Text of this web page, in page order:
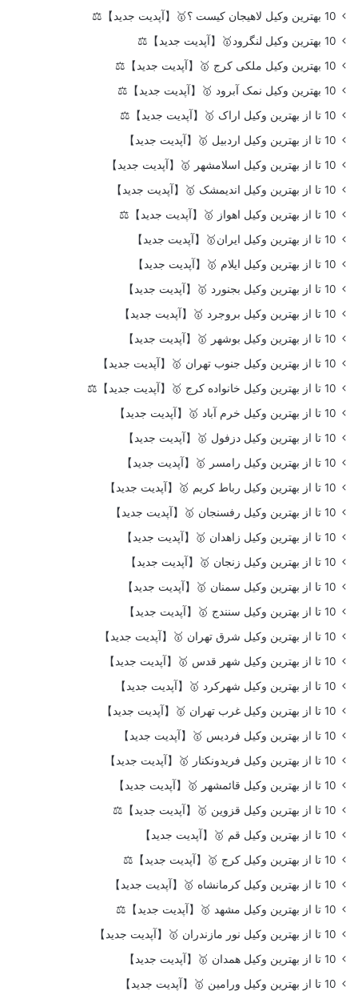
10 بهترین وکیل لاهیجان کیست ؟🥇【آپدیت جدید】⚖️
10 بهترین وکیل لنگرود🥇【آپدیت جدید】⚖️
10 بهترین وکیل ملکی کرج 🥇【آپدیت جدید】⚖️
10 بهترین وکیل نمک آبرود 🥇【آپدیت جدید】⚖️
10 تا از بهترین وکیل اراک 🥇【آپدیت جدید】⚖️
10 تا از بهترین وکیل اردبیل 🥇【آپدیت جدید】
10 تا از بهترین وکیل اسلامشهر 🥇【آپدیت جدید】
10 تا از بهترین وکیل اندیمشک 🥇【آپدیت جدید】
10 تا از بهترین وکیل اهواز 🥇【آپدیت جدید】⚖️
10 تا از بهترین وکیل ایران🥇【آپدیت جدید】
10 تا از بهترین وکیل ایلام 🥇【آپدیت جدید】
10 تا از بهترین وکیل بجنورد 🥇【آپدیت جدید】
10 تا از بهترین وکیل بروجرد 🥇【آپدیت جدید】
10 تا از بهترین وکیل بوشهر 🥇【آپدیت جدید】
10 تا از بهترین وکیل جنوب تهران 🥇【آپدیت جدید】
10 تا از بهترین وکیل خانواده کرج 🥇【آپدیت جدید】⚖️
10 تا از بهترین وکیل خرم آباد 🥇【آپدیت جدید】
10 تا از بهترین وکیل دزفول 🥇【آپدیت جدید】
10 تا از بهترین وکیل رامسر 🥇【آپدیت جدید】
10 تا از بهترین وکیل رباط کریم 🥇【آپدیت جدید】
10 تا از بهترین وکیل رفسنجان 🥇【آپدیت جدید】
10 تا از بهترین وکیل زاهدان 🥇【آپدیت جدید】
10 تا از بهترین وکیل زنجان 🥇【آپدیت جدید】
10 تا از بهترین وکیل سمنان 🥇【آپدیت جدید】
10 تا از بهترین وکیل سنندج 🥇【آپدیت جدید】
10 تا از بهترین وکیل شرق تهران 🥇【آپدیت جدید】
10 تا از بهترین وکیل شهر قدس 🥇【آپدیت جدید】
10 تا از بهترین وکیل شهرکرد 🥇【آپدیت جدید】
10 تا از بهترین وکیل غرب تهران 🥇【آپدیت جدید】
10 تا از بهترین وکیل فردیس 🥇【آپدیت جدید】
10 تا از بهترین وکیل فریدونکنار 🥇【آپدیت جدید】
10 تا از بهترین وکیل قائمشهر 🥇【آپدیت جدید】
10 تا از بهترین وکیل قزوین 🥇【آپدیت جدید】⚖️
10 تا از بهترین وکیل قم 🥇【آپدیت جدید】
10 تا از بهترین وکیل کرج 🥇【آپدیت جدید】⚖️
10 تا از بهترین وکیل کرمانشاه 🥇【آپدیت جدید】
10 تا از بهترین وکیل مشهد 🥇【آپدیت جدید】⚖️
10 تا از بهترین وکیل نور مازندران 🥇【آپدیت جدید】
10 تا از بهترین وکیل همدان 🥇【آپدیت جدید】
10 تا از بهترین وکیل ورامین 🥇【آپدیت جدید】